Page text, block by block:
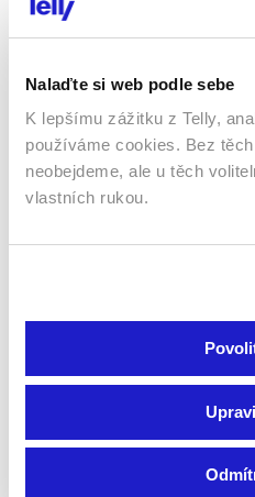
Nalaďte si web podle sebe
K lepšímu zážitku z Telly,
používáme cookies. Bez
neobejdeme, ale u těch
vlastních rukou.
2016 | USA | 128 min
Sledujte kdekoliv